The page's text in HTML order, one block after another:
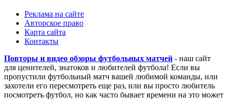
Реклама на сайте
Авторское право
Карта сайта
Контакты
Повторы и видео обзоры футбольных матчей - наш сайт
для ценителей, знатоков и любителей футбола! Если вы
пропустили футбольный матч вашей любимой команды, или
захотели его пересмотреть еще раз, или вы просто любитель
посмотреть футбол, но как часто бывает времени на это может